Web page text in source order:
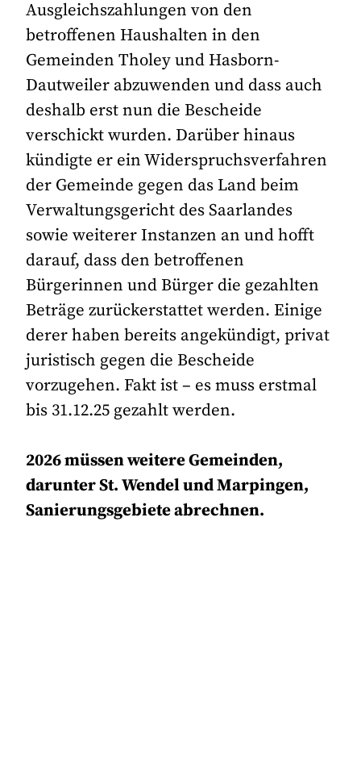
Ausgleichszahlungen von den
betroffenen Haushalten in den
Gemeinden Tholey und Hasborn-
Dautweiler abzuwenden und dass auch
deshalb erst nun die Bescheide
verschickt wurden. Darüber hinaus
kündigte er ein Widerspruchsverfahren
der Gemeinde gegen das Land beim
Verwaltungsgericht des Saarlandes
sowie weiterer Instanzen an und hofft
darauf, dass den betroffenen
Bürgerinnen und Bürger die gezahlten
Beträge zurückerstattet werden. Einige
derer haben bereits angekündigt, privat
juristisch gegen die Bescheide
vorzugehen. Fakt ist – es muss erstmal
bis 31.12.25 gezahlt werden.
2026 müssen weitere Gemeinden,
darunter St. Wendel und Marpingen,
Sanierungsgebiete abrechnen.